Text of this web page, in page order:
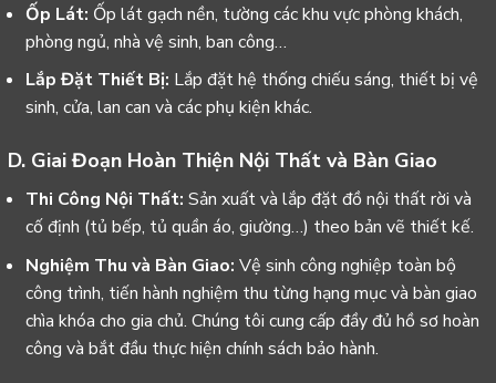
Ốp Lát: Ốp lát gạch nền, tường các khu vực phòng khách,
phòng ngủ, nhà vệ sinh, ban công…
Lắp Đặt Thiết Bị: Lắp đặt hệ thống chiếu sáng, thiết bị vệ
sinh, cửa, lan can và các phụ kiện khác.
D. Giai Đoạn Hoàn Thiện Nội Thất và Bàn Giao
Thi Công Nội Thất: Sản xuất và lắp đặt đồ nội thất rời và
cố định (tủ bếp, tủ quần áo, giường…) theo bản vẽ thiết kế.
Nghiệm Thu và Bàn Giao: Vệ sinh công nghiệp toàn bộ
công trình, tiến hành nghiệm thu từng hạng mục và bàn giao
chìa khóa cho gia chủ. Chúng tôi cung cấp đầy đủ hồ sơ hoàn
công và bắt đầu thực hiện chính sách bảo hành.